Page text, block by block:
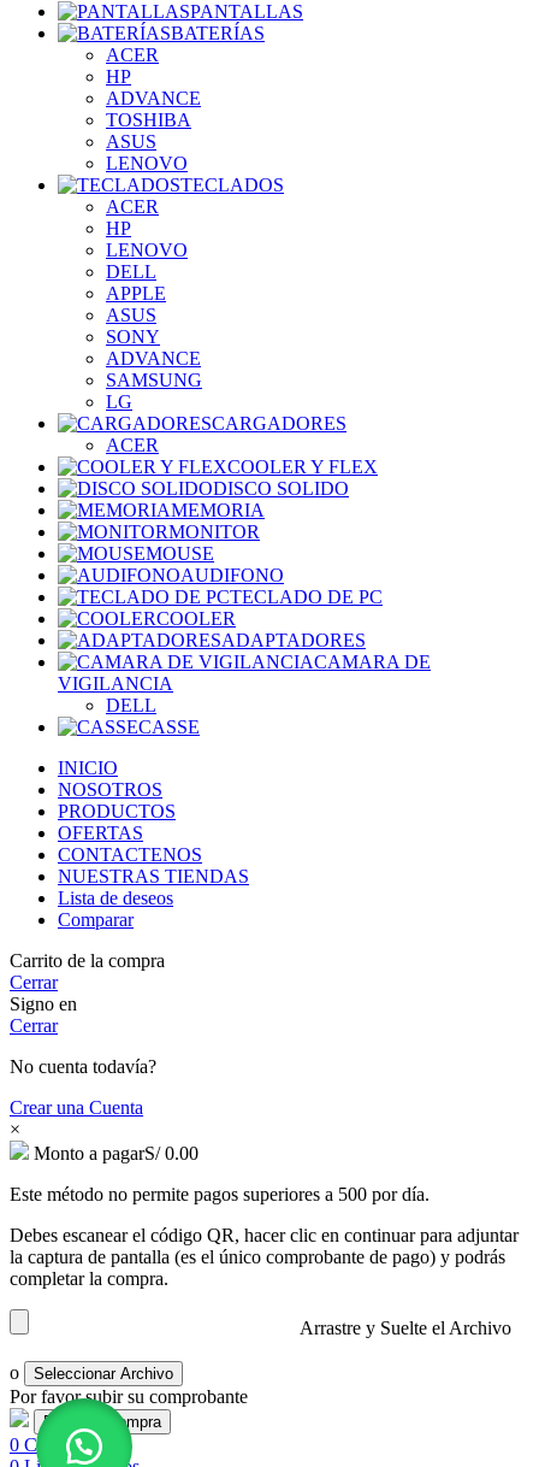
PANTALLAS
BATERÍAS
ACER
HP
ADVANCE
TOSHIBA
ASUS
LENOVO
TECLADOS
ACER
HP
LENOVO
DELL
APPLE
ASUS
SONY
ADVANCE
SAMSUNG
LG
CARGADORES
ACER
COOLER Y FLEX
DISCO SOLIDO
MEMORIA
MONITOR
MOUSE
AUDIFONO
TECLADO DE PC
COOLER
ADAPTADORES
CAMARA DE
VIGILANCIA
DELL
CASSE
INICIO
NOSOTROS
PRODUCTOS
OFERTAS
CONTACTENOS
NUESTRAS TIENDAS
Lista de deseos
Comparar
Carrito de la compra
Cerrar
Signo en
Cerrar
No cuenta todavía?
Crear una Cuenta
×
Monto a pagarS/0.00
Este método no permite pagos superiores a 500 por día.
Debes escanear el código QR, hacer clic en continuar para adjuntar
la captura de pantalla (es el único comprobante de pago) y podrás
completar la compra.
Arrastre y Suelte el Archivo
o Seleccionar Archivo
Por favor subir su comprobante
0 Comparar